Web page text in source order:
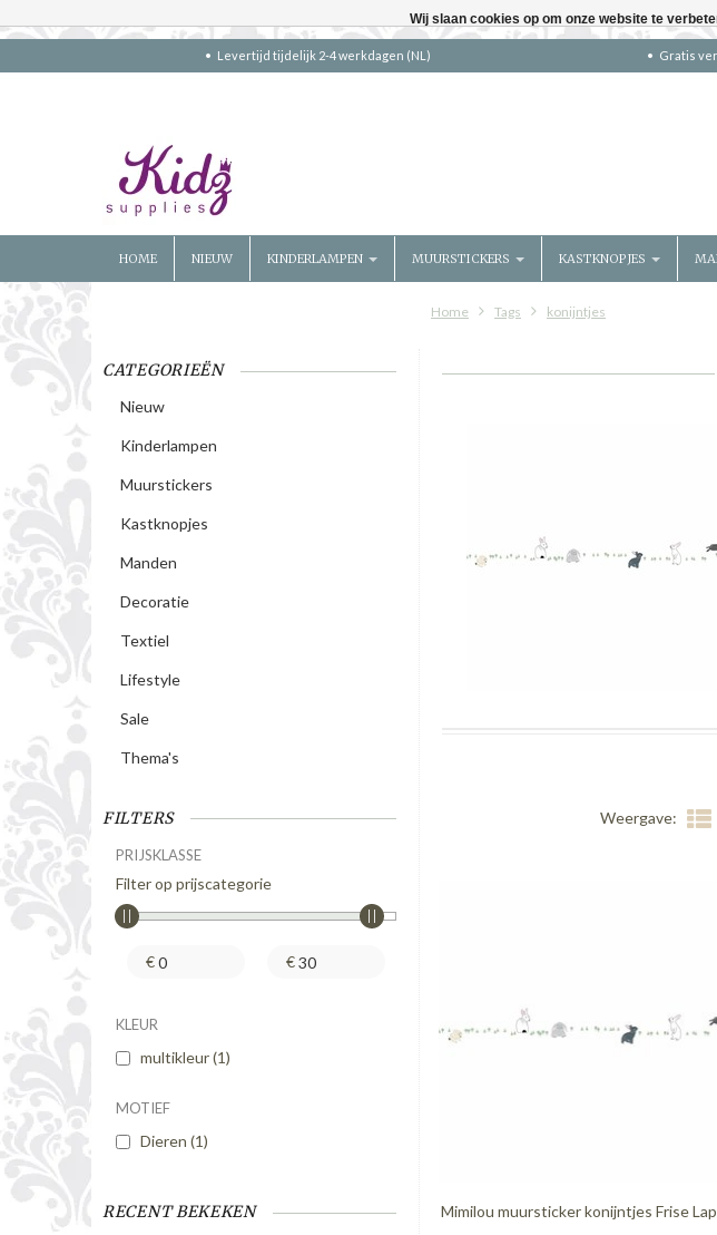
Levertijd tijdelijk 2-4 werkdagen (NL) Gratis
HOME NIEUW KINDERLAMPEN MUURSTICKERS KASTKNOPJES
Home Tags konijntjes
CATEGORIEËN
Nieuw
Kinderlampen
Muurstickers
Kastknopjes
Manden
Decoratie
Textiel
Lifestyle
Sale
Thema's
FILTERS
PRIJSKLASSE
Filter op prijscategorie
€ €
KLEUR
multikleur(1)
MOTIEF
Dieren (1)
RECENT BEKEKEN
Weergave
Mimilou muursticker konijntjes Frise
Wij slaan cookies op om onze website te